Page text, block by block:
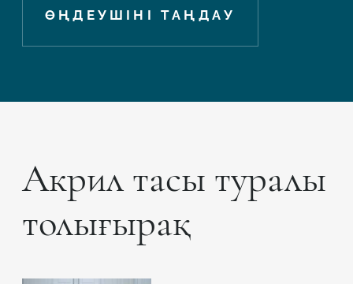
ӨҢДЕУШІНІ ТАҢДАУ
Акрил тасы туралы
толығырақ